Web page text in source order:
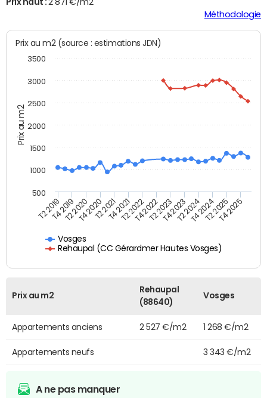
Méthodologie
Prix au m2
Prix au m2 (source : estimations JDN)
Vosges
Rehaupal (CC Gérardmer Hautes Vosges)
T2 2019T4 2019T2 2020T4 2020T2 2021T4 2021T2 2022T4 2022T2 2023T4 2023T2 2024T4 2024T2 2025T4 2025
500
1000
1500
2000
2500
3000
3500
Prix au m2
Rehaupal
(88640)
Vosges
Appartements anciens 2 527 €/m2 1 268 €/m2
Appartements neufs 3 343 €/m2
A ne pas manquer